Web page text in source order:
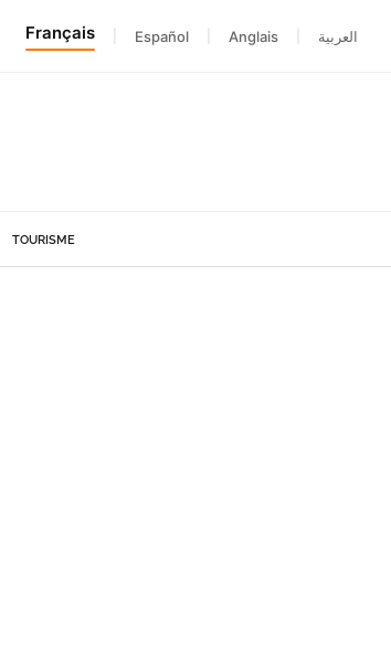
Français Español Anglais العربية
TOURISME